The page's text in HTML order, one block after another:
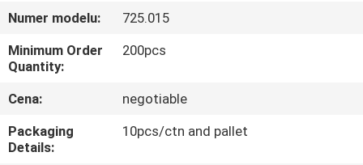
O
NAS
WYCIECZKA
PO
FABRYCE
Numer modelu:
725.015
Minimum Order
Quantity:
200pcs
Cena:
negotiable
Packaging
Details:
10pcs/ctn and pallet